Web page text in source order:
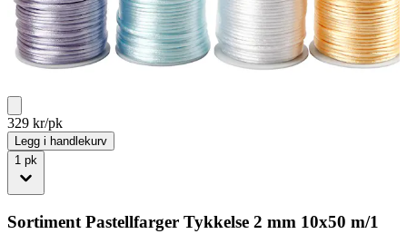
329 kr/pk
Legg i handlekurv
1 pk
Sortiment Pastellfarger Tykkelse 2 mm 10x50 m/1